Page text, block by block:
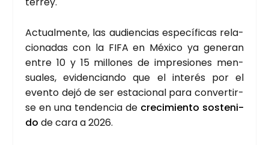
Actual­men­te, las audien­cias espe­cí­fi­cas rela­
cio­na­das con la FIFA en Méxi­co ya gene­ran
entre 10 y 15 millo­nes de impre­sio­nes men­
sua­les, evi­den­cian­do que el inte­rés por el
even­to dejó de ser esta­cio­nal para con­ver­tir­
se en una ten­den­cia de cre­ci­mien­to sos­te­ni­
do de cara a 2026.